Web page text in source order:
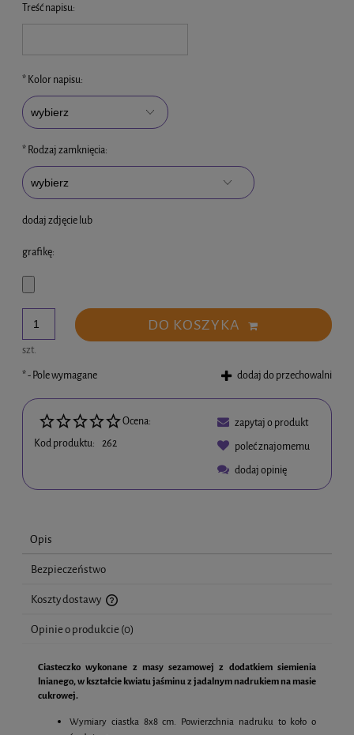
Treść napisu:
*Kolor napisu:
*Rodzaj zamknięcia:
dodaj zdjęcie lub
grafikę:
szt.
DO KOSZYKA
dodaj do przechowalni
*- Pole wymagane
Ocena:
Kod produktu: 262
zapytaj o produkt
poleć znajomemu
dodaj opinię
Opis
Bezpieczeństwo
Koszty dostawy
Cena nie zawiera ewentualnych kosztów płatności
Opinie o produkcie (0)
Ciasteczko wykonane z masy sezamowej z dodatkiem siemienia
lnianego, w kształcie kwiatu jaśminu z jadalnym nadrukiem na masie
cukrowej.
Wymiary ciastka 8x8 cm. Powierzchnia nadruku to koło o